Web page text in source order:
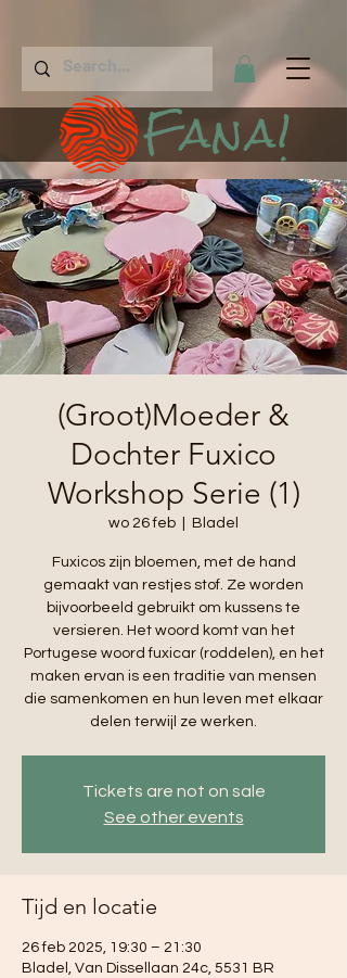
Fana!
(Groot)Moeder &
Dochter Fuxico
Workshop Serie (1)
wo 26 feb Bladel
Fuxicos zijn bloemen, met de hand
gemaakt van restjes stof. Ze worden
bijvoorbeeld gebruikt om kussens te
versieren. Het woord komt van het
Portugese woord fuxicar (roddelen), en het
maken ervan is een traditie van mensen
die samenkomen en hun leven met elkaar
delen terwijl ze werken.
Tickets are not on sale
See other events
Tijd en locatie
26 feb 2025, 19:30 – 21:30
Bladel, Van Dissellaan 24c, 5531 BR